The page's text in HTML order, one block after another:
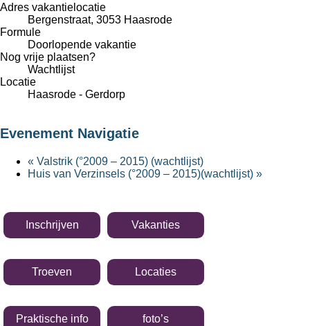
Adres vakantielocatie
Bergenstraat, 3053 Haasrode
Formule
Doorlopende vakantie
Nog vrije plaatsen?
Wachtlijst
Locatie
Haasrode - Gerdorp
Evenement Navigatie
« Valstrik (°2009 – 2015) (wachtlijst)
Huis van Verzinsels (°2009 – 2015)(wachtlijst) »
Inschrijven Vakanties
Troeven Locaties
Praktische info foto’s